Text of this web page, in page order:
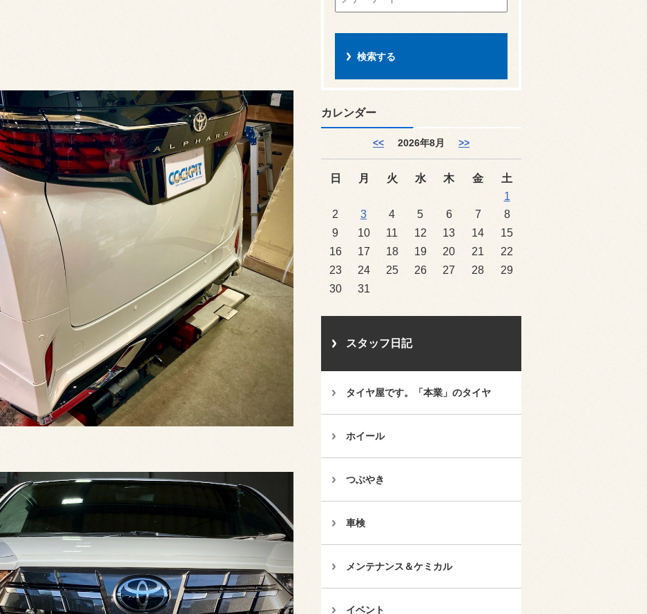
カレンダー
<< 2026年8月 >>
日 月 火 水 木 金
土
1
2
3 4 5 6 7
8
9
10 11 12 13 14
15
16
17 18 19 20 21
22
23
24 25 26 27 28
29
30
31
スタッフ日記
タイヤ屋です。「本業」のタイヤ
ホイール
つぶやき
車検
メンテナンス＆ケミカル
イベント